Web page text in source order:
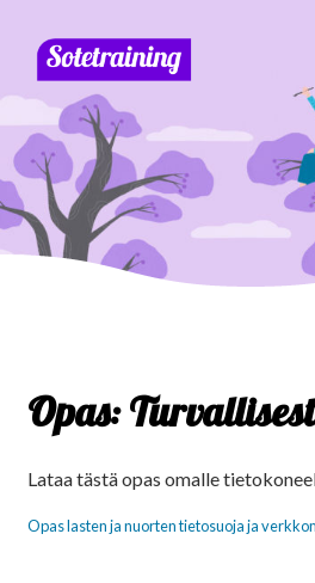
Opas:
Lataa tästä opas omalle
Opas lasten ja nuorten tietosuoja ja